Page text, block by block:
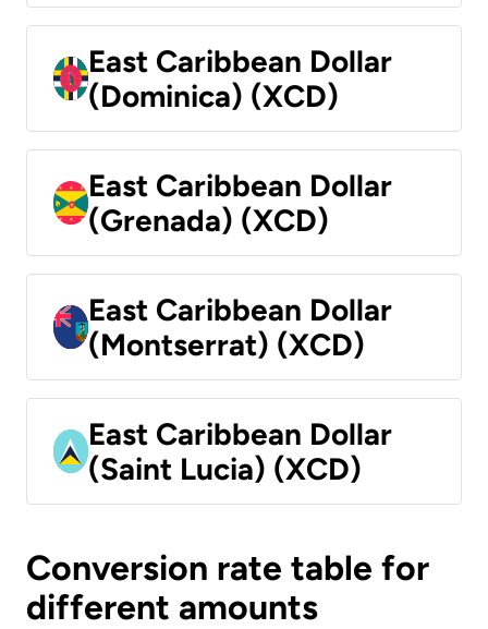
East Caribbean Dollar
(Dominica) (XCD)
East Caribbean Dollar
(Grenada) (XCD)
East Caribbean Dollar
(Montserrat) (XCD)
East Caribbean Dollar
(Saint Lucia) (XCD)
Conversion rate table for
different amounts